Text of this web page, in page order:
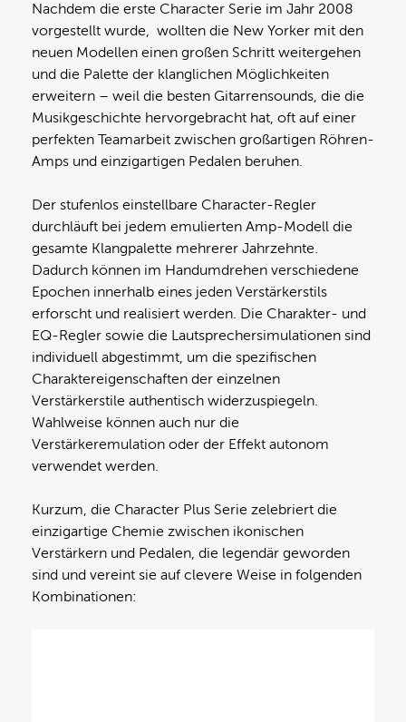
Nachdem die erste Character Serie im Jahr 2008
vorgestellt wurde, wollten die New Yorker mit den
neuen Modellen einen großen Schritt weitergehen
und die Palette der klanglichen Möglichkeiten
erweitern – weil die besten Gitarrensounds, die die
Musikgeschichte hervorgebracht hat, oft auf einer
perfekten Teamarbeit zwischen großartigen Röhren-
Amps und einzigartigen Pedalen beruhen.
Der stufenlos einstellbare Character-Regler
durchläuft bei jedem emulierten Amp-Modell die
gesamte Klangpalette mehrerer Jahrzehnte.
Dadurch können im Handumdrehen verschiedene
Epochen innerhalb eines jeden Verstärkerstils
erforscht und realisiert werden. Die Charakter- und
EQ-Regler sowie die Lautsprechersimulationen sind
individuell abgestimmt, um die spezifischen
Charaktereigenschaften der einzelnen
Verstärkerstile authentisch widerzuspiegeln.
Wahlweise können auch nur die
Verstärkeremulation oder der Effekt autonom
verwendet werden.
Kurzum, die Character Plus Serie zelebriert die
einzigartige Chemie zwischen ikonischen
Verstärkern und Pedalen, die legendär geworden
sind und vereint sie auf clevere Weise in folgenden
Kombinationen: